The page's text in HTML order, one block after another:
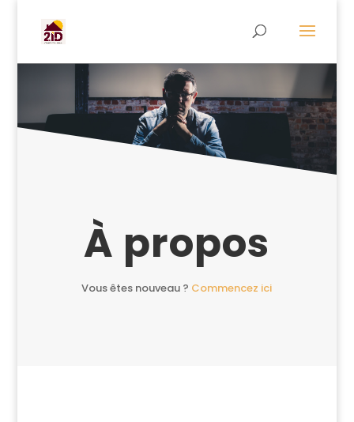
À propos
Vous êtes nouveau ? Commencez ici